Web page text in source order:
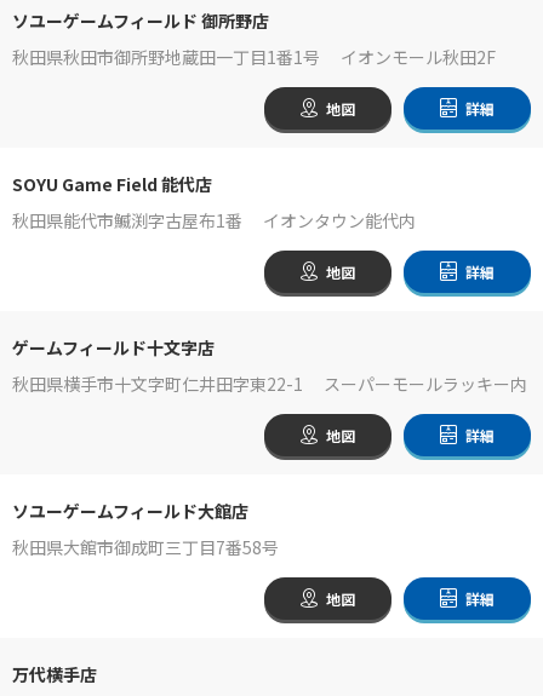
ソユーゲームフィールド 御所野店
秋田県秋田市御所野地蔵田一丁目1番1号 イオンモール秋田2F
地図 詳細
SOYU Game Field 能代店
秋田県能代市鰄渕字古屋布1番 イオンタウン能代内
地図 詳細
ゲームフィールド十文字店
秋田県横手市十文字町仁井田字東22-1 スーパーモールラッキー内
地図 詳細
ソユーゲームフィールド大館店
秋田県大館市御成町三丁目7番58号
地図 詳細
万代横手店